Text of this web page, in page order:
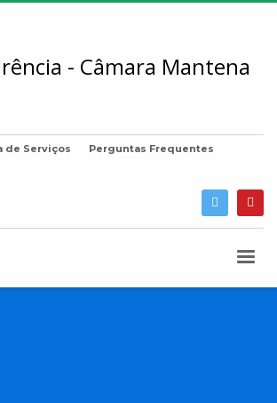
de Serviços
Perguntas Frequentes